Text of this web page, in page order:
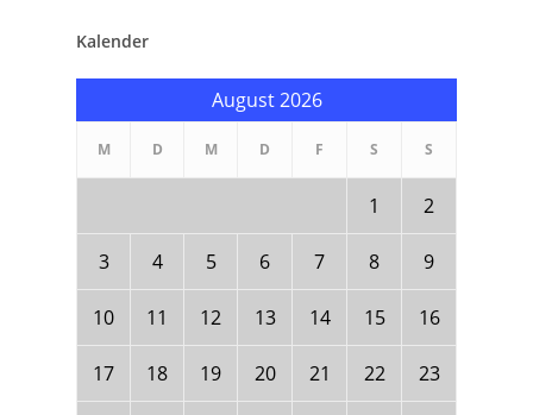
Kalender
August 2026
M D M D F S S
1 2
3 4 5 6 7 8 9
10 11 12 13 14 15 16
17 18 19 20 21 22 23